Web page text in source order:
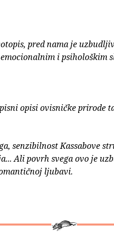
pred nama je
i psihološkim
opisi ovisničke prirode
senzibilnost Kassabove
Ali povrh svega ovo je
ljubavi.